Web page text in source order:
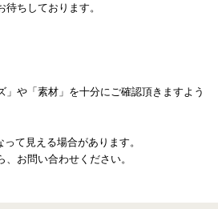
ちしております。
や「素材」を十分にご確認頂きますよう
て見える場合があります。
お問い合わせください。